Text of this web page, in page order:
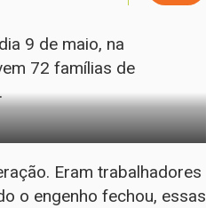
9 de maio, na
72 famílias de
Eram trabalhadores
o engenho fechou, essas